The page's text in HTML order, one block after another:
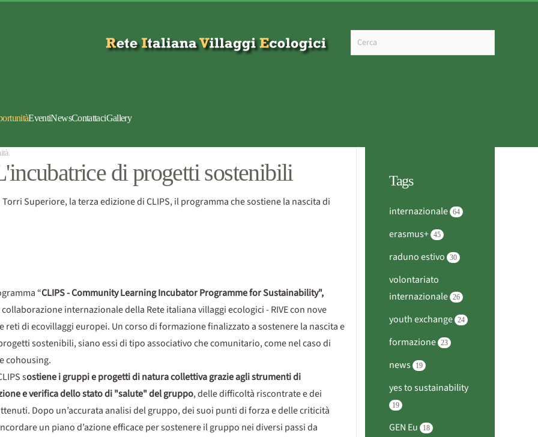
EventiNewsContattaciGallery
.
di progetti sostenibili
Superiore, la terza edizione di CLIPS, il programma che sostiene la nascita di
“CLIPS - Community Learning Incubator Programme for Sustainability",
internazionale della Rete italiana villaggi ecologici - RIVE con nove
reti di ecovillaggi europei. Un corso di formazione finalizzato a sostenere la nascita e
sostenibili, siano essi di tipo associativo che comunitario, come nel caso di
cohousing.
sostiene i gruppi e progetti di natura collettiva grazie agli strumenti di
e verifica dello stato di "salute" del gruppo, delle difficoltà riscontrate e dei
Dopo un’accurata analisi del gruppo, dei suoi punti di forza e delle criticità
un piano d’azione efficace per sostenere il gruppo nei diversi passi da
Tags
internazionale 64
erasmus+ 45
raduno estivo 30
volontariato
internazionale 26
youth exchange 24
formazione 23
news 19
yes to sustainability
19
GEN Eu 18